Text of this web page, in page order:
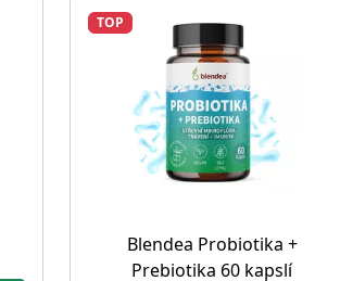
TOP
Blendea Probiotika +
Prebiotika 60 kapslí